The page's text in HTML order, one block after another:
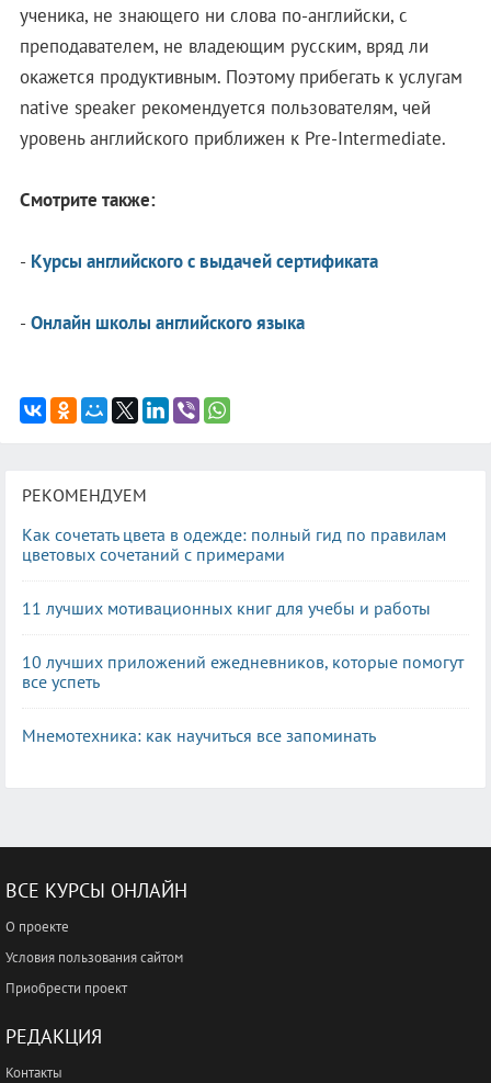
ученика, не знающего ни слова по-английски, с
преподавателем, не владеющим русским, вряд ли
окажется продуктивным. Поэтому прибегать к услугам
native speaker рекомендуется пользователям, чей
уровень английского приближен к Pre-Intermediate.
Смотрите также:
- Курсы английского с выдачей сертификата
- Онлайн школы английского языка
РЕКОМЕНДУЕМ
Как сочетать цвета в одежде: полный гид по правилам
цветовых сочетаний с примерами
11 лучших мотивационных книг для учебы и работы
10 лучших приложений ежедневников, которые помогут
все успеть
Мнемотехника: как научиться все запоминать
ВСЕ КУРСЫ ОНЛАЙН
О проекте
Условия пользования сайтом
Приобрести проект
РЕДАКЦИЯ
Контакты